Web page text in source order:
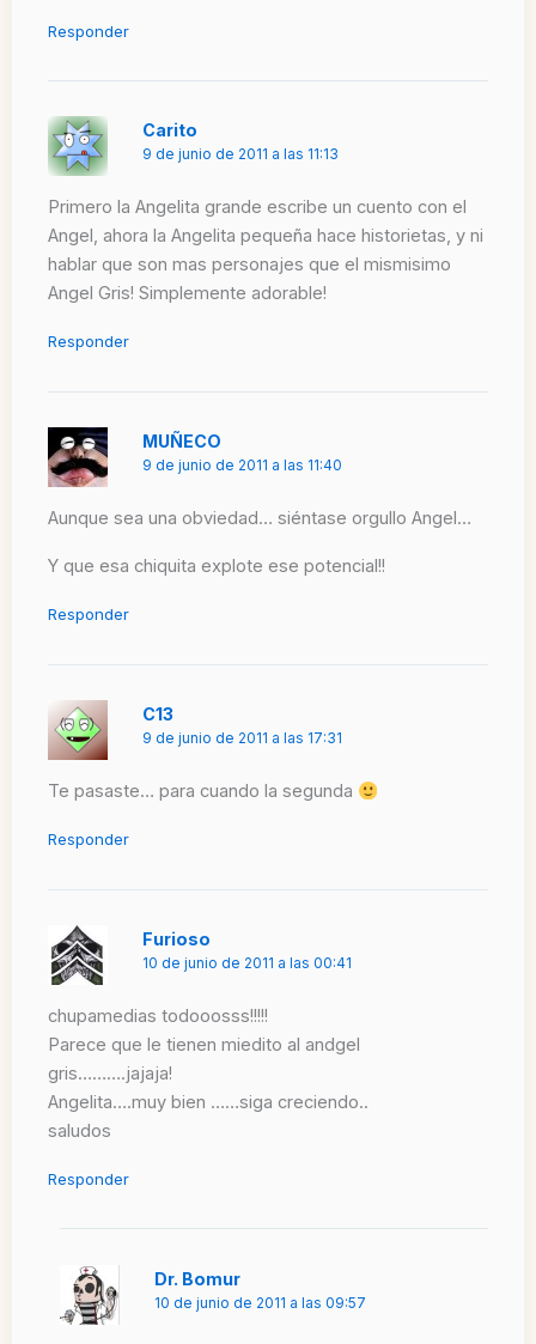
Responder
Carito
9 de junio de 2011 a las 11:13
Primero la Angelita grande escribe un cuento con el
Angel, ahora la Angelita pequeña hace historietas, y ni
hablar que son mas personajes que el mismisimo
Angel Gris! Simplemente adorable!
Responder
MUÑECO
9 de junio de 2011 a las 11:40
Aunque sea una obviedad… siéntase orgullo Angel…
Y que esa chiquita explote ese potencial!!
Responder
C13
9 de junio de 2011 a las 17:31
Te pasaste… para cuando la segunda
Responder
Furioso
10 de junio de 2011 a las 00:41
chupamedias todooosss!!!!!
Parece que le tienen miedito al andgel
gris……….jajaja!
Angelita….muy bien ……siga creciendo..
saludos
Responder
Dr. Bomur
10 de junio de 2011 a las 09:57